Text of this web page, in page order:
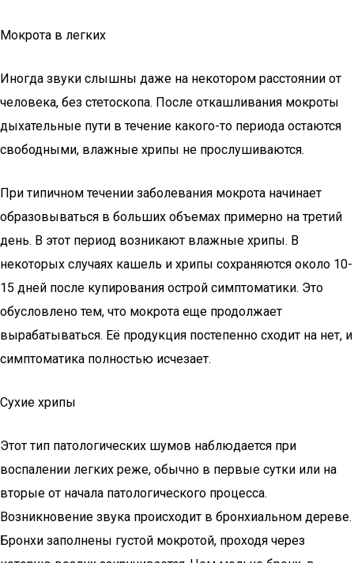
Мокрота в легких
Иногда звуки слышны даже на некотором расстоянии от
человека, без стетоскопа. После откашливания мокроты
дыхательные пути в течение какого-то периода остаются
свободными, влажные хрипы не прослушиваются.
При типичном течении заболевания мокрота начинает
образовываться в больших объемах примерно на третий
день. В этот период возникают влажные хрипы. В
некоторых случаях кашель и хрипы сохраняются около 10-
15 дней после купирования острой симптоматики. Это
обусловлено тем, что мокрота еще продолжает
вырабатываться. Её продукция постепенно сходит на нет, и
симптоматика полностью исчезает.
Сухие хрипы
Этот тип патологических шумов наблюдается при
воспалении легких реже, обычно в первые сутки или на
вторые от начала патологического процесса.
Возникновение звука происходит в бронхиальном дереве.
Бронхи заполнены густой мокротой, проходя через